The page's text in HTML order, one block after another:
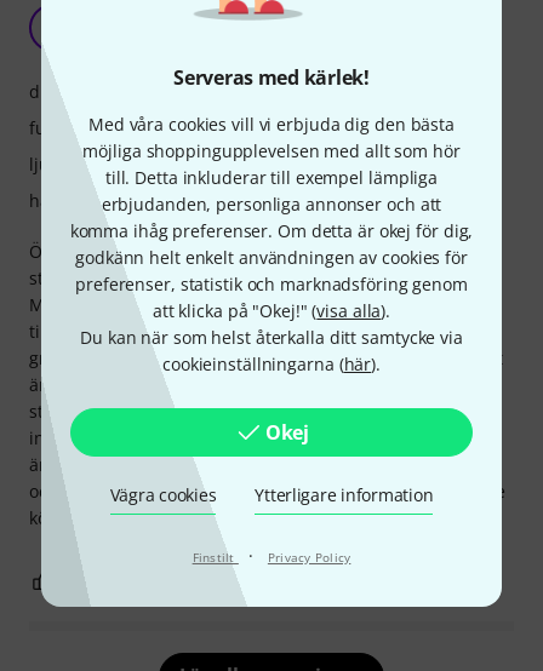
Serveras med kärlek!
Med våra cookies vill vi erbjuda dig den bästa
möjliga shoppingupplevelsen med allt som hör
till. Detta inkluderar till exempel lämpliga
erbjudanden, personliga annonser och att
komma ihåg preferenser. Om detta är okej för dig,
godkänn helt enkelt användningen av cookies för
preferenser, statistik och marknadsföring genom
att klicka på "Okej!" (visa alla).
Du kan när som helst återkalla ditt samtycke via
cookieinställningarna (här).
Okej
Vägra cookies Ytterligare information
Finstilt · Privacy Policy
Övningspiano för hemmabruk. AP-270 är ett gediget och
stabilt piano. Det har bra ljud och en realistisk känsla.
Monteringen är relativt enkel. Det erbjuder mer än
tillräckligt med alternativ för pianoövning. När det gäller
grundläggande funktioner är det mer än tillräckligt. Internt
är det mycket likt Privia 770, men den här modellen är
större, har en mer imponerande närvaro i rummet och
inkluderar ett andra "flygel"-ljud. Det är bara något dyrare
än den tidigare nämnda modellen. Kvaliteten på finishen
och konstruktionen är utmärkt. Ett mycket tillfredsställande
köp.
drift
funktioner
ljud
hantverkskvalitet
ANMÄL RECENSION